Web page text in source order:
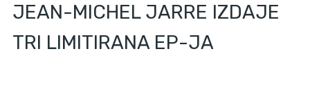
JEAN-MICHEL JARRE IZDAJE
TRI LIMITIRANA EP-JA